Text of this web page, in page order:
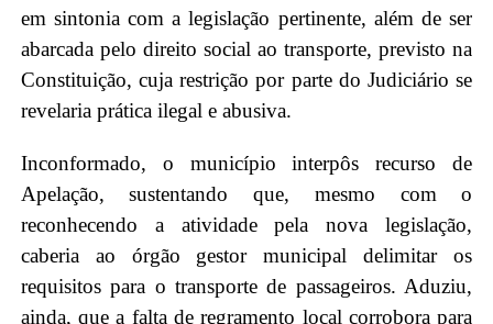
em sintonia com a legislação pertinente, além de ser
abarcada pelo direito social ao transporte, previsto na
Constituição, cuja restrição por parte do Judiciário se
revelaria prática ilegal e abusiva.
Inconformado, o município interpôs recurso de
Apelação, sustentando que, mesmo com o
reconhecendo a atividade pela nova legislação,
caberia ao órgão gestor municipal delimitar os
requisitos para o transporte de passageiros. Aduziu,
ainda, que a falta de regramento local corrobora para